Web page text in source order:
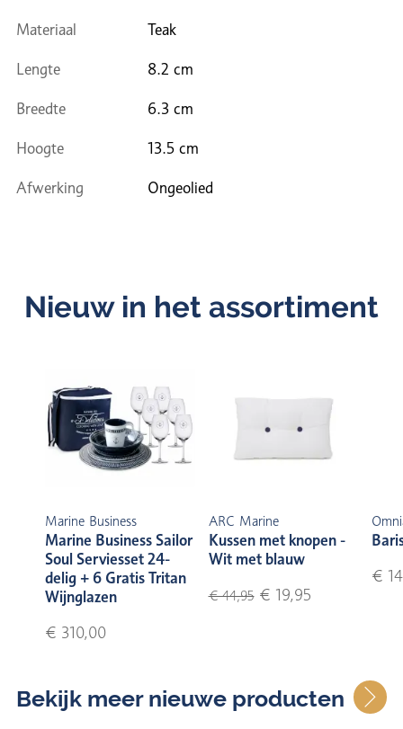
Materiaal Teak
Lengte 8.2 cm
Breedte 6.3 cm
Hoogte 13.5 cm
Afwerking Ongeolied
Nieuw in het assortiment
Marine Business
Marine Business Sailor
Soul Serviesset 24-
delig + 6 Gratis Tritan
Wijnglazen
€ 310,00
ARC Marine
Kussen met knopen -
Wit met blauw
€ 44,95€ 19,95
€
Bekijk meer nieuwe producten